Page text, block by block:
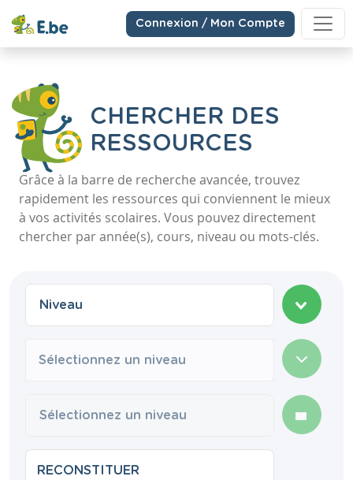
Connexion / Mon Compte
CHERCHER DES
RESSOURCES
Grâce à la barre de recherche avancée, trouvez
rapidement les ressources qui conviennent le mieux
à vos activités scolaires. Vous pouvez directement
chercher par année(s), cours, niveau ou mots-clés.
Sélectionnez un niveau